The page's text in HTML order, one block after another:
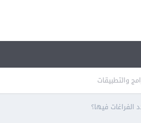
والتطبيقات